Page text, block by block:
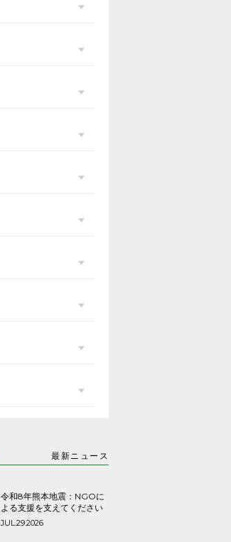
最新ニュース
令和8年熊本地震：NGOに
よる支援を支えてください
JUL.29.2026